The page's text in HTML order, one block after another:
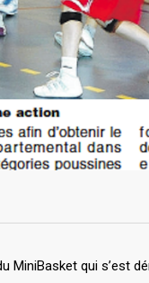
MiniBasket qui s’est